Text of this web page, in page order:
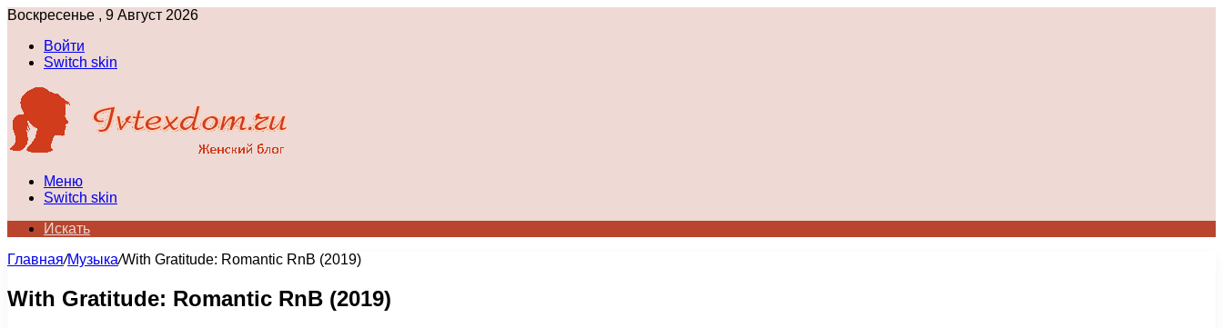
Воскресенье , 9 Август 2026
Войти
Switch skin
Меню
Switch skin
Искать
Главная/Музыка/With Gratitude: Romantic RnB (2019)
With Gratitude: Romantic RnB (2019)